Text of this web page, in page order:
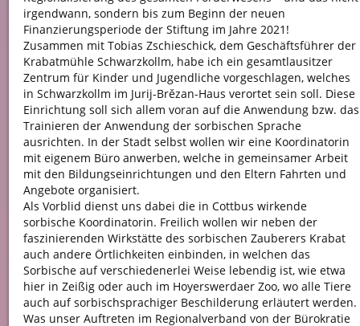
irgendwann, sondern bis zum Beginn der neuen
Finanzierungsperiode der Stiftung im Jahre 2021!
Zusammen mit Tobias Zschieschick, dem Geschäftsführer der
Krabatmühle Schwarzkollm, habe ich ein gesamtlausitzer
Zentrum für Kinder und Jugendliche vorgeschlagen, welches
in Schwarzkollm im Jurij-Brězan-Haus verortet sein soll. Diese
Einrichtung soll sich allem voran auf die Anwendung bzw. das
Trainieren der Anwendung der sorbischen Sprache
ausrichten. In der Stadt selbst wollen wir eine Koordinatorin
mit eigenem Büro anwerben, welche in gemeinsamer Arbeit
mit den Bildungseinrichtungen und den Eltern Fahrten und
Angebote organisiert.
Als Vorblid dienst uns dabei die in Cottbus wirkende
sorbische Koordinatorin. Freilich wollen wir neben der
faszinierenden Wirkstätte des sorbischen Zauberers Krabat
auch andere Örtlichkeiten einbinden, in welchen das
Sorbische auf verschiedenerlei Weise lebendig ist, wie etwa
hier in Zeißig oder auch im Hoyerswerdaer Zoo, wo alle Tiere
auch auf sorbischsprachiger Beschilderung erläutert werden.
Was unser Auftreten im Regionalverband von der Bürokratie